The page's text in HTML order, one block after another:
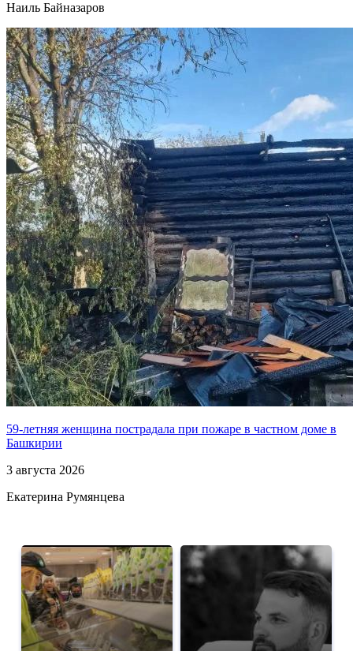
Наиль Байназаров
59-летняя женщина пострадала при пожаре в частном доме в
Башкирии
3 августа 2026
Екатерина Румянцева